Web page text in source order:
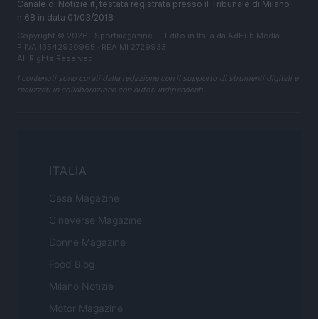
Canale di Notizie.it, testata registrata presso il Tribunale di Milano
n.68 in data 01/03/2018
Copyright © 2026 · Sportmagazine — Edito in Italia da AdHub Media
P.IVA 13542920965 · REA MI 2729933
All Rights Reserved
I contenuti sono curati dalla redazione con il supporto di strumenti digitali e
realizzati in collaborazione con autori indipendenti.
ITALIA
Casa Magazine
Cineverse Magazine
Donne Magazine
Food Blog
Milano Notizie
Motor Magazine